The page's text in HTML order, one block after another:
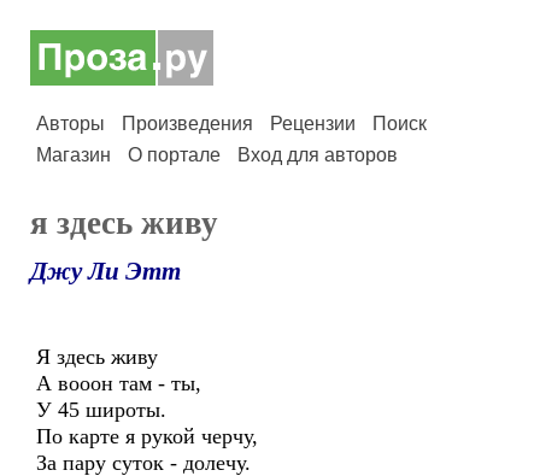
Авторы Произведения Рецензии
Поиск
Магазин
О портале Вход для авторов
я здесь живу
Джу Ли Этт
Я здесь живу
А вооон там - ты,
У 45 широты.
По карте я рукой черчу,
За пару суток - долечу.